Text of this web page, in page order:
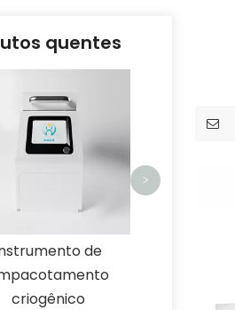
quentes
de
criogênico
>